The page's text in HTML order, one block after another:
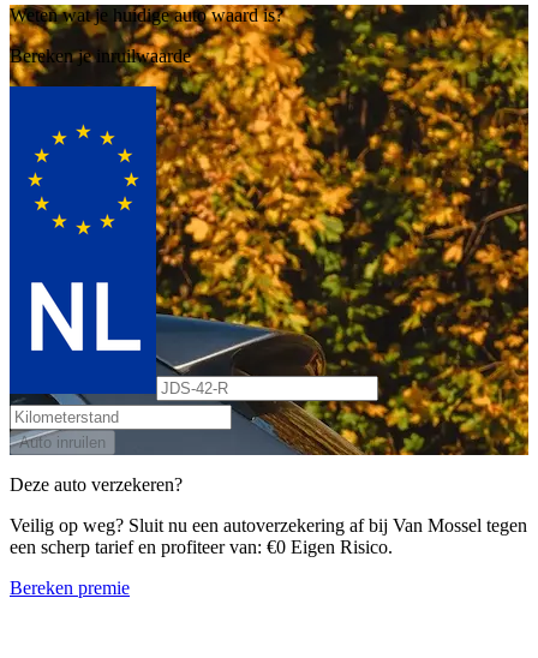
Weten wat je huidige auto waard is?
Bereken je inruilwaarde
Auto inruilen
Deze auto verzekeren?
Veilig op weg? Sluit nu een autoverzekering af bij Van Mossel tegen
een scherp tarief en profiteer van: €0 Eigen Risico.
Bereken premie